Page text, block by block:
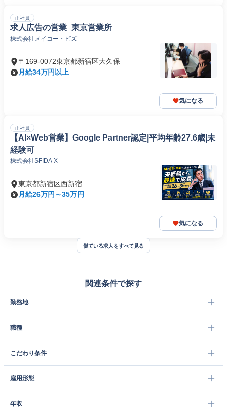
正社員
求人広告の営業_東京営業所
株式会社メイコー・ビズ
〒169-0072東京都新宿区大久保
月給34万円以上
気になる
正社員
【AI×Web営業】Google Partner認定|平均年齢27.6歳|未
経験可
株式会社SFIDA X
東京都新宿区西新宿
月給26万円～35万円
気になる
似ている求人をすべて見る
関連条件で探す
勤務地
職種
こだわり条件
雇用形態
年収